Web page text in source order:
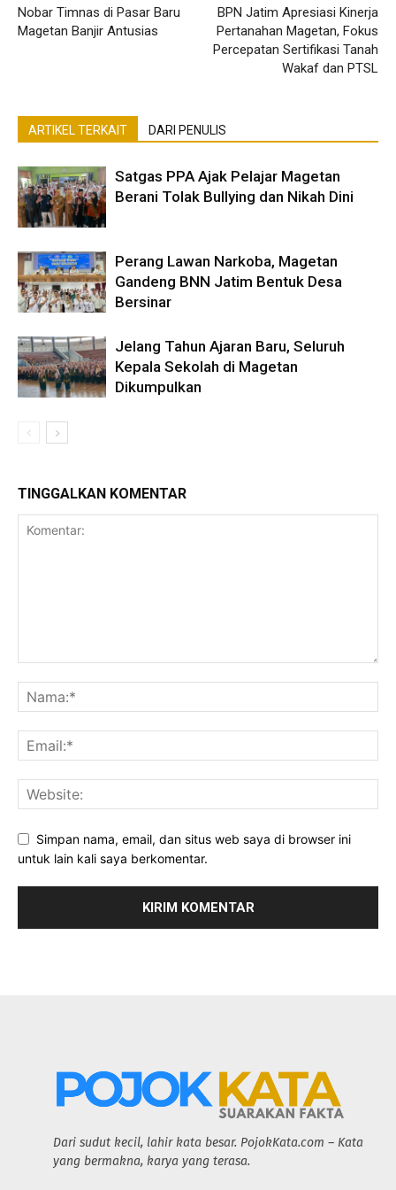
Nobar Timnas di Pasar Baru
Magetan Banjir Antusias
BPN Jatim Apresiasi Kinerja
Pertanahan Magetan, Fokus
Percepatan Sertifikasi Tanah
Wakaf dan PTSL
ARTIKEL TERKAIT DARI PENULIS
Satgas PPA Ajak Pelajar Magetan
Berani Tolak Bullying dan Nikah Dini
Perang Lawan Narkoba, Magetan
Gandeng BNN Jatim Bentuk Desa
Bersinar
Jelang Tahun Ajaran Baru, Seluruh
Kepala Sekolah di Magetan
Dikumpulkan
TINGGALKAN KOMENTAR
Simpan nama, email, dan situs web saya di browser ini
untuk lain kali saya berkomentar.
Dari sudut kecil, lahir kata besar. PojokKata.com – Kata
yang bermakna, karya yang terasa.